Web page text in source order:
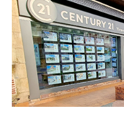
72 rue